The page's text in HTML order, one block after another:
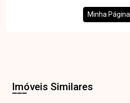
Minha Página
Imóveis Similares